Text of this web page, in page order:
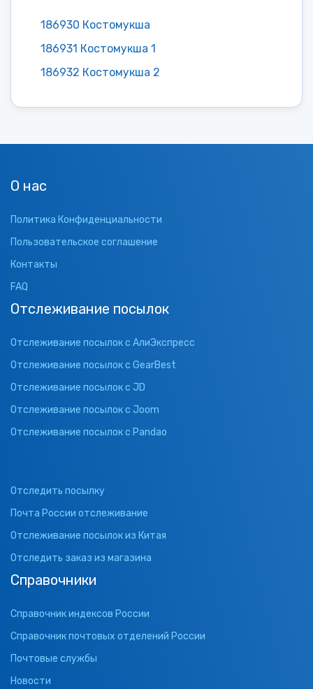
186930 Костомукша
186931 Костомукша 1
186932 Костомукша 2
О нас
Политика Конфиденциальности
Пользовательское соглашение
Контакты
FAQ
Отслеживание посылок
Отслеживание посылок с АлиЭкспресс
Отслеживание посылок с GearBest
Отслеживание посылок с JD
Отслеживание посылок с Joom
Отслеживание посылок с Pandao
Отследить посылку
Почта России отслеживание
Отслеживание посылок из Китая
Отследить заказ из магазина
Справочники
Справочник индексов России
Справочник почтовых отделений России
Почтовые службы
Новости